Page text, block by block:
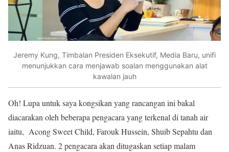
Jeremy Kung, Timbalan Presiden Eksekutif, Media Baru, unifi
menunjukkan cara menjawab soalan menggunakan alat
kawalan jauh
Oh! Lupa untuk saya kongsikan yang rancangan ini bakal
diacarakan oleh beberapa pengacara yang terkenal di tanah air
iaitu, Acong Sweet Child, Farouk Hussein, Shuib Sepahtu dan
Anas Ridzuan. 2 pengacara akan ditugaskan setiap malam